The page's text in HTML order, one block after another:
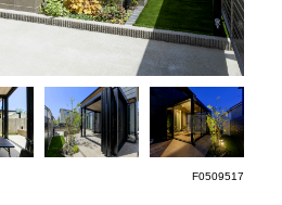
F0509517